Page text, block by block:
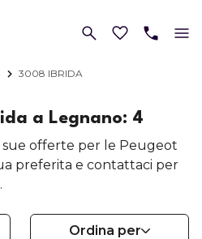
3008 IBRIDA
a Legnano: 4
offerte per le Peugeot
preferita e contattaci per
Ordina per